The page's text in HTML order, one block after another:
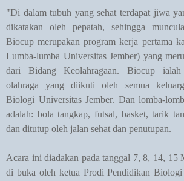
"Di dalam tubuh yang sehat terdapat jiwa
dikatakan oleh pepatah, sehingga
Biocup merupakan program kerja pertama
Lumba-lumba Universitas Jember) yang
dari Bidang Keolahragaan. Biocup ialah
olahraga yang diikuti oleh semua
Biologi Universitas Jember. Dan lomba-
adalah: bola tangkap, futsal, basket, tarik
dan ditutup oleh jalan sehat dan penutupan.
Acara ini diadakan pada tanggal 7, 8, 14, 15
di buka oleh ketua Prodi Pendidikan